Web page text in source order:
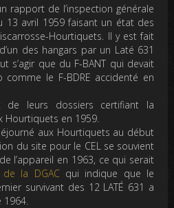
rapport de l’inspection générale
13 avril 1959 faisant un état des
Hourtiquets. Il y est fait
des hangars par un Laté 631
s’agir que du F-BANT qui devait
le F-BDRE accidenté en
de leurs dossiers certifiant la
Hourtiquets en 1959.
aux Hourtiquets au début
du site pour le CEL se souvient
l’appareil en 1963, ce qui serait
de la DGACqui indique que le
survivant des 12 LATÉ 631 a